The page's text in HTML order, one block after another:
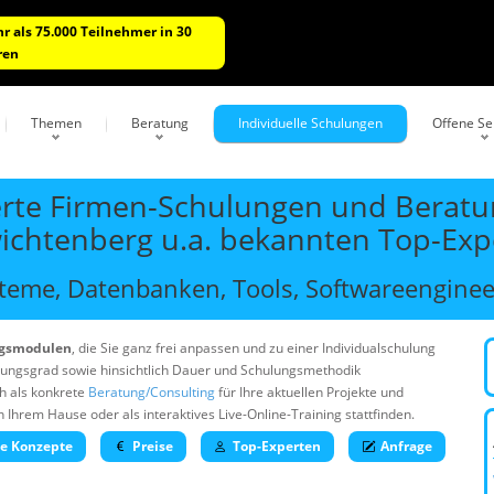
als 75.000 Teilnehmer in 30
Themen Beratung Individuelle Schulungen Offene
Firmen-Schulungen und
u.a. bekannten Top-
Datenbanken, Tools,
, die Sie ganz frei anpassen und zu einer Individualschulung
sowie hinsichtlich Dauer und Schulungsmethodik
als konkrete Beratung/Consultingfür Ihre aktuellen Projekte und
Hause oder als interaktives Live-Online-Training stattfinden.
Konzepte
Preise Top-Experten Anfrage